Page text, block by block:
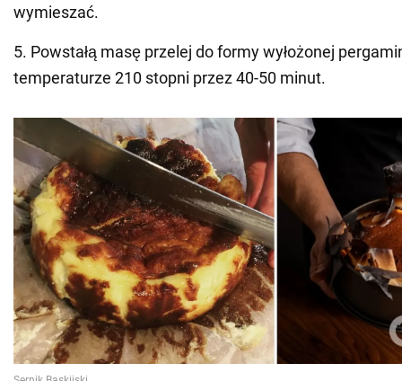
wymieszać.
5. Powstałą masę przelej do formy wyłożonej
temperaturze 210 stopni przez 40-50 minut.